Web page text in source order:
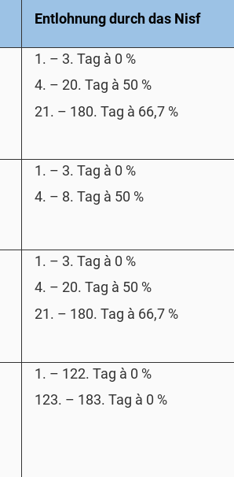
Entlohnung durch das Nisf
1. – 3. Tag à 0 %
4. – 20. Tag à 50 %
21. – 180. Tag à 66,7 %
1. – 3. Tag à 0 %
4. – 8. Tag à 50 %
1. – 3. Tag à 0 %
4. – 20. Tag à 50 %
21. – 180. Tag à 66,7 %
1. – 122. Tag à 0 %
123. – 183. Tag à 0 %